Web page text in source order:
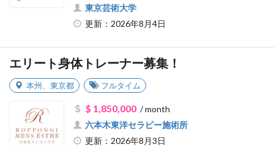
東京芸術大学
更新：2026年8月4日
エリート身体トレーナー募集！
本州 東京都 フルタイム
$ 1,850,000/ month
六本木東洋セラピー施術所
更新：2026年8月3日